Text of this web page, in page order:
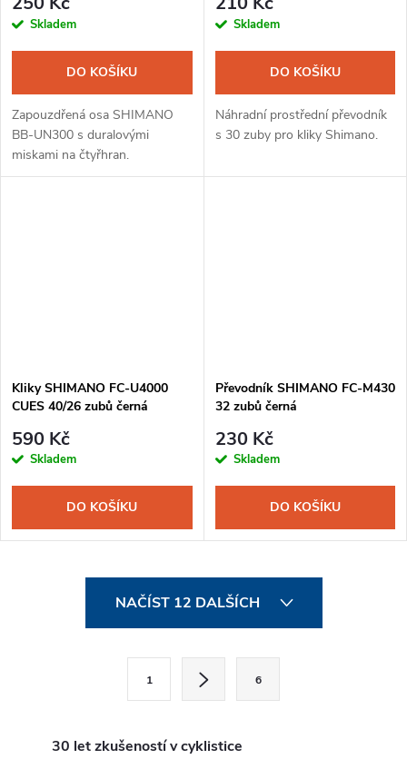
Skladem
DO KOŠÍKU
Zapouzdřená osa SHIMANO
BB-UN300 s duralovými
miskami na čtyřhran.
Skladem
DO KOŠÍKU
Náhradní prostřední převodník
s 30 zuby pro kliky Shimano.
Kliky SHIMANO FC-U4000
CUES 40/26 zubů černá
590 Kč
Skladem
DO KOŠÍKU
Převodník SHIMANO FC-M430
32 zubů černá
230 Kč
Skladem
DO KOŠÍKU
NAČÍST 12 DALŠÍCH
1 6
30 let zkušeností v cyklistice